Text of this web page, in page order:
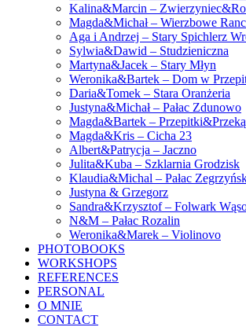
Kalina&Marcin –
Magda&Michał – Wierzbowe
Aga i Andrzej – Stary Spichlerz
Sylwia&Dawid – Studzieniczna
Martyna&Jacek – Stary Młyn
Weronika&Bartek – Dom w
Daria&Tomek – Stara Oranżeria
Justyna&Michał – Pałac Zdunowo
Magda&Bartek –
Magda&Kris – Cicha 23
Albert&Patrycja – Jaczno
Julita&Kuba – Szklarnia Grodzisk
Klaudia&Michal – Pałac
Justyna & Grzegorz
Sandra&Krzysztof – Folwark
N&M – Pałac Rozalin
Weronika&Marek – Violinovo
PHOTOBOOKS
WORKSHOPS
REFERENCES
PERSONAL
O MNIE
CONTACT